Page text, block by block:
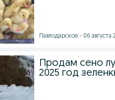
Павлодарское - 06 августа
Продам сено
2025 год